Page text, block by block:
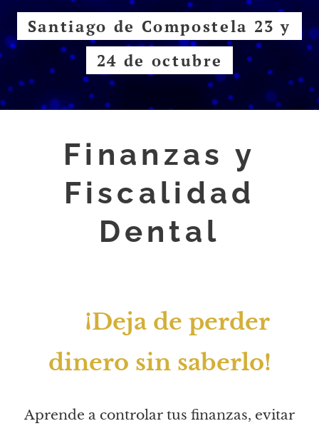
Santiago de Compostela 23 y
24 de octubre
Finanzas y
Fiscalidad
Dental
💸 ¡Deja de perder
dinero sin saberlo!
Aprende a controlar tus finanzas, evitar